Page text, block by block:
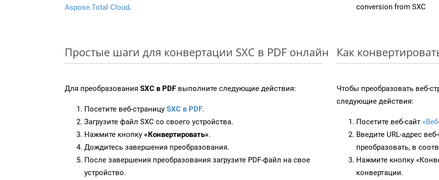
Aspose.Total Cloud.
conversion from SXC
Простые шаги для конвертации SXC в PDF онлайн
Для преобразования SXC в PDF выполните следующие действия:
Посетите веб-страницу SXC в PDF.
Загрузите файл SXC со своего устройства.
Нажмите кнопку «Конвертировать».
Дождитесь завершения преобразования.
После завершения преобразования загрузите PDF-файл на свое
устройство.
Как
Чтобы преобразовать веб-
следующие действия:
Посетите веб-сайт
Введите URL-адрес
преобразовать, в
Нажмите кнопку
конвертации.